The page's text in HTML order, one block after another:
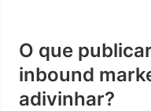
O que
inbound
adivinhar?